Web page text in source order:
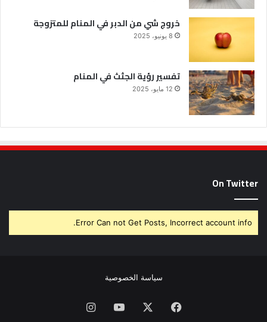
خروج شي من الدبر في المنام للمتزوجة
8 يونيو، 2025
تفسير رؤية الجثث في المنام
12 مايو، 2025
On Twitter
Error Can not Get Posts, Incorrect account info.
سياسة الخصوصية
فيسبوك يوتيوبانستقرام